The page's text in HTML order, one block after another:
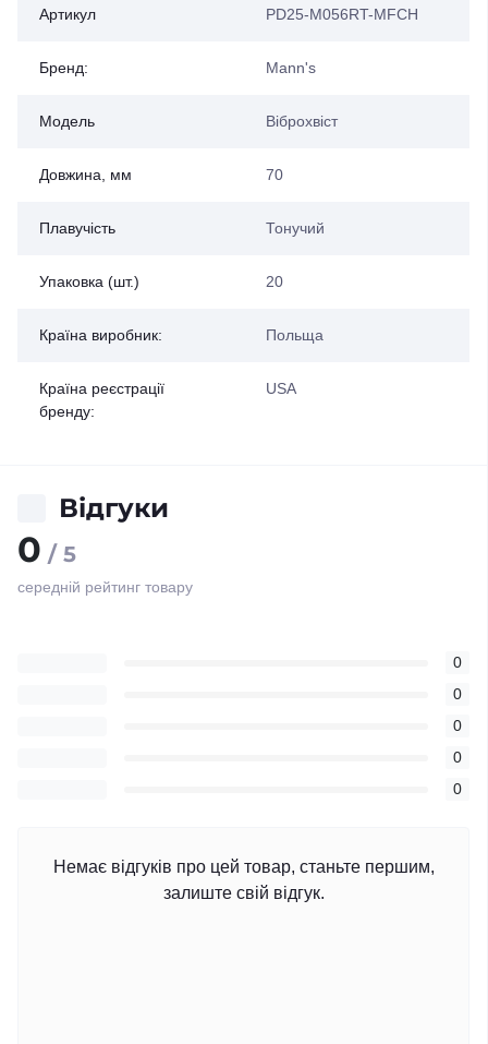
Артикул PD25-M056RT-MFCH
Бренд: Mann's
Модель Віброхвіст
Довжина, мм 70
Плавучість Тонучий
Упаковка (шт.) 20
Країна виробник: Польща
Країна реєстрації
бренду:
USA
Відгуки
0 / 5
середній рейтинг товару
0
0
0
0
0
Немає відгуків про цей товар, станьте першим,
залиште свій відгук.